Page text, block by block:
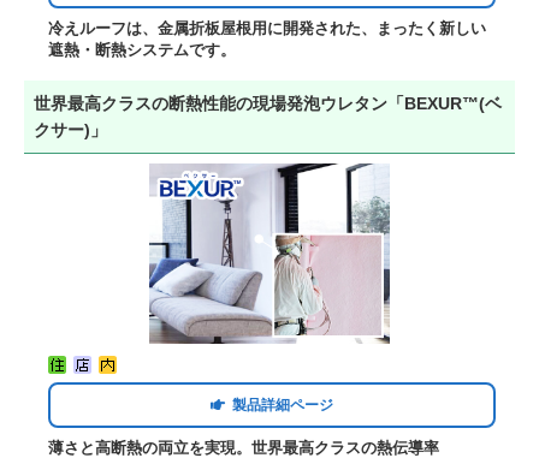
冷えルーフは、金属折板屋根用に開発された、まったく新しい
遮熱・断熱システムです。
世界最高クラスの断熱性能の現場発泡ウレタン「BEXUR™(ベ
クサー)」
製品詳細ページ
薄さと高断熱の両立を実現。世界最高クラスの熱伝導率